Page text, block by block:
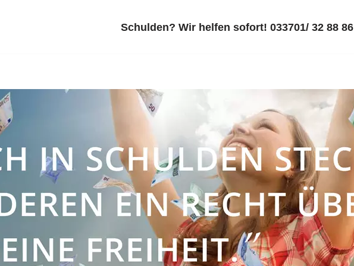
Schulden? Wir helfen sofort! 033701/ 32 88 86